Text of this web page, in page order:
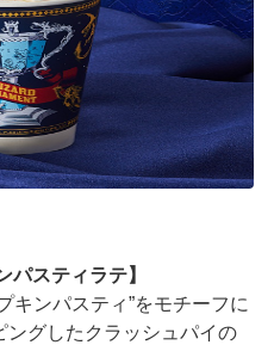
パスティラテ】
キンパスティ”をモチーフに
ングしたクラッシュパイの